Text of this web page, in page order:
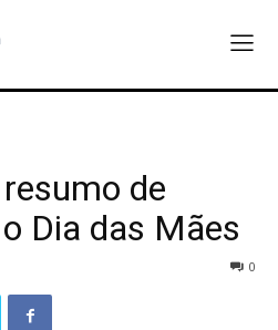
de
Dia das Mães
0